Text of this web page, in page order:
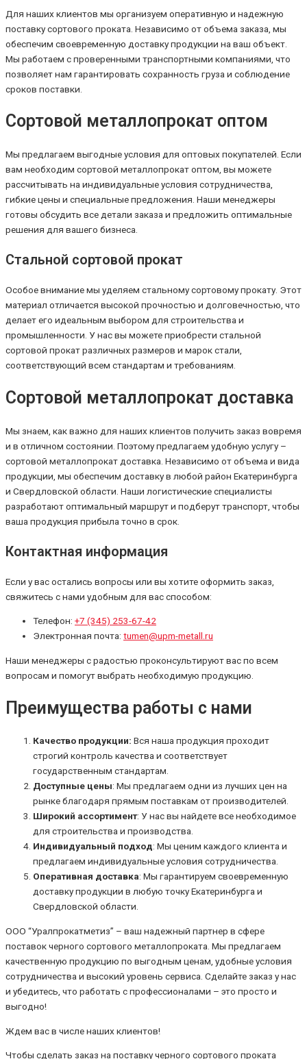
Для наших клиентов мы организуем оперативную и надежную
поставку сортового проката. Независимо от объема заказа, мы
обеспечим своевременную доставку продукции на ваш объект.
Мы работаем с проверенными транспортными компаниями, что
позволяет нам гарантировать сохранность груза и соблюдение
сроков поставки.
Сортовой металлопрокат оптом
Мы предлагаем выгодные условия для оптовых покупателей. Если
вам необходим сортовой металлопрокат оптом, вы можете
рассчитывать на индивидуальные условия сотрудничества,
гибкие цены и специальные предложения. Наши менеджеры
готовы обсудить все детали заказа и предложить оптимальные
решения для вашего бизнеса.
Стальной сортовой прокат
Особое внимание мы уделяем стальному сортовому прокату. Этот
материал отличается высокой прочностью и долговечностью, что
делает его идеальным выбором для строительства и
промышленности. У нас вы можете приобрести стальной
сортовой прокат различных размеров и марок стали,
соответствующий всем стандартам и требованиям.
Сортовой металлопрокат доставка
Мы знаем, как важно для наших клиентов получить заказ вовремя
и в отличном состоянии. Поэтому предлагаем удобную услугу –
сортовой металлопрокат доставка. Независимо от объема и вида
продукции, мы обеспечим доставку в любой район Екатеринбурга
и Свердловской области. Наши логистические специалисты
разработают оптимальный маршрут и подберут транспорт, чтобы
ваша продукция прибыла точно в срок.
Контактная информация
Если у вас остались вопросы или вы хотите оформить заказ,
свяжитесь с нами удобным для вас способом:
Телефон: +7 (345) 253-67-42
Электронная почта: tumen@upm-metall.ru
Наши менеджеры с радостью проконсультируют вас по всем
вопросам и помогут выбрать необходимую продукцию.
Преимущества работы с нами
Качество продукции: Вся наша продукция проходит
строгий контроль качества и соответствует
государственным стандартам.
Доступные цены: Мы предлагаем одни из лучших цен на
рынке благодаря прямым поставкам от производителей.
Широкий ассортимент: У нас вы найдете все необходимое
для строительства и производства.
Индивидуальный подход: Мы ценим каждого клиента и
предлагаем индивидуальные условия сотрудничества.
Оперативная доставка: Мы гарантируем своевременную
доставку продукции в любую точку Екатеринбурга и
Свердловской области.
ООО “Уралпрокатметиз” – ваш надежный партнер в сфере
поставок черного сортового металлопроката. Мы предлагаем
качественную продукцию по выгодным ценам, удобные условия
сотрудничества и высокий уровень сервиса. Сделайте заказ у нас
и убедитесь, что работать с профессионалами – это просто и
выгодно!
Ждем вас в числе наших клиентов!
Чтобы сделать заказ на поставку черного сортового проката